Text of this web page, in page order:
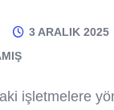
3 ARALIK 2025
işletmelere